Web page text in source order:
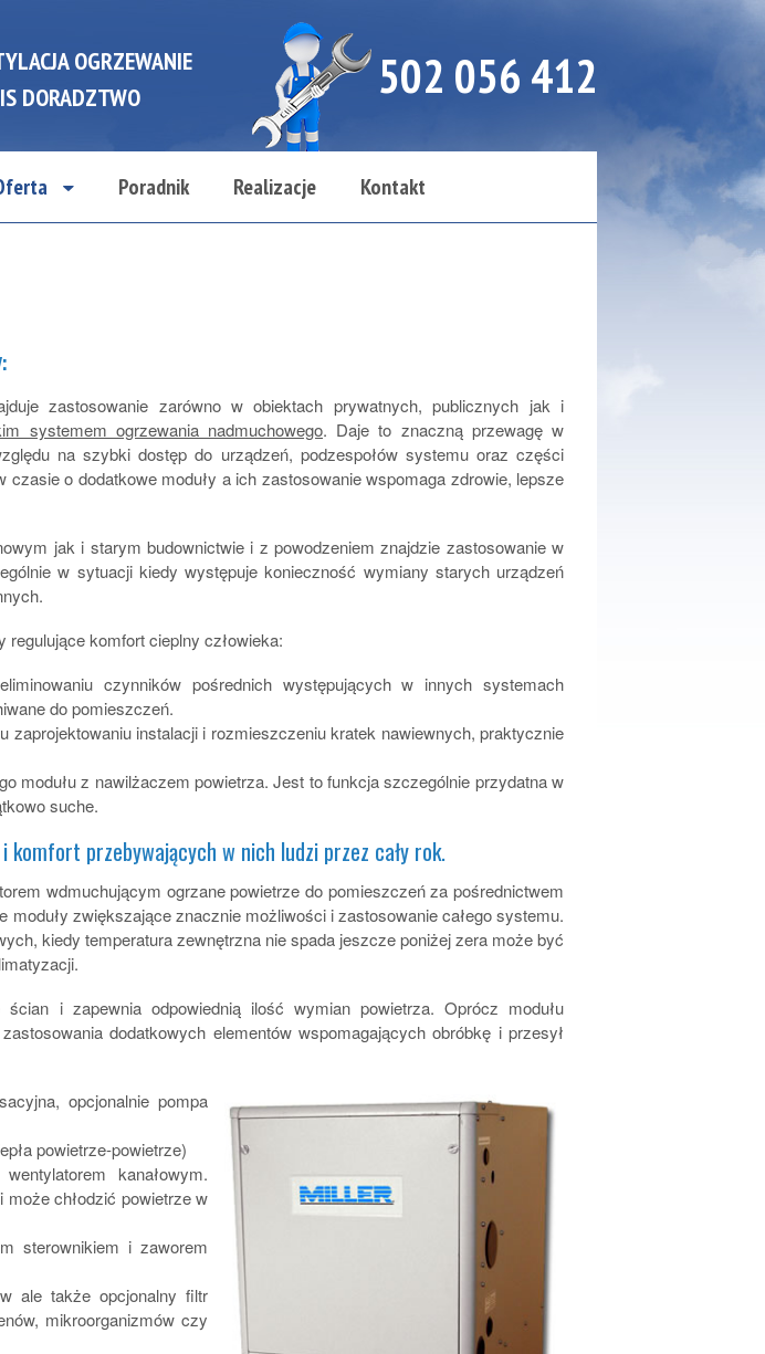
502 056 412
OGRZEWANIE
DORADZTWO
Poradnik Realizacje Kontakt
zastosowanie zarówno w obiektach prywatnych, publicznych jak i
systemem ogrzewania nadmuchowego. Daje to znaczną przewagę w
na szybki dostęp do urządzeń, podzespołów systemu oraz części
o dodatkowe moduły a ich zastosowanie wspomaga zdrowie, lepsze
jak i starym budownictwie i z powodzeniem znajdzie zastosowanie w
w sytuacji kiedy występuje konieczność wymiany starych urządzeń
komfort cieplny człowieka:
czynników pośrednich występujących w innych systemach
do pomieszczeń.
zaprojektowaniu instalacji i rozmieszczeniu kratek nawiewnych, praktycznie
modułu z nawilżaczem powietrza. Jest to funkcja szczególnie przydatna w
suche.
przebywających w nich ludzi przez cały rok.
wdmuchującym ogrzane powietrze do pomieszczeń za pośrednictwem
zwiększające znacznie możliwości i zastosowanie całego systemu.
kiedy temperatura zewnętrzna nie spada jeszcze poniżej zera może być
ścian i zapewnia odpowiednią ilość wymian powietrza. Oprócz modułu
dodatkowych elementów wspomagających obróbkę i przesył
opcjonalnie pompa
powietrze-powietrze)
kanałowym.
chłodzić powietrze w
sterownikiem i zaworem
ale także opcjonalny filtr
mikroorganizmów czy